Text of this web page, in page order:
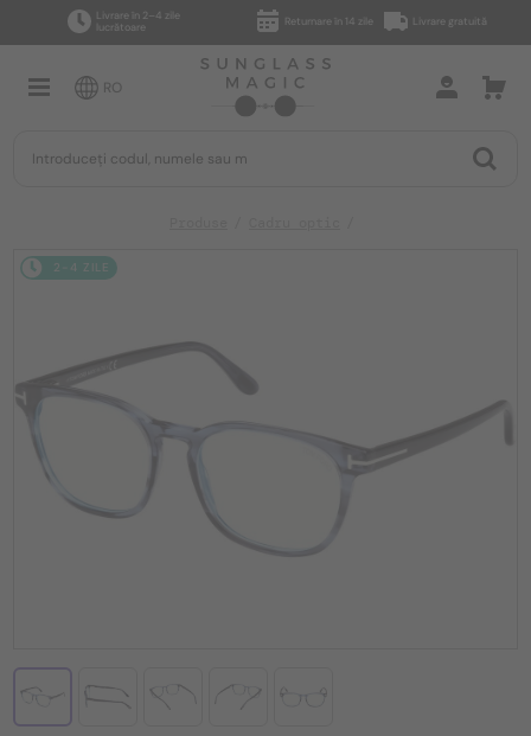
Livrare în 2–4 zile
lucrătoare
Returnare în 14 zile Livrare gratuită
RO
2-4 ZILE